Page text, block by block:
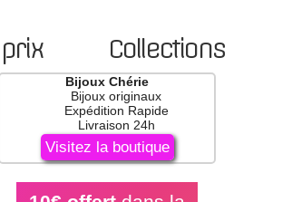
Collections
Bijoux Chérie
Bijoux originaux
Expédition Rapide
Livraison 24h
Visitez la boutique